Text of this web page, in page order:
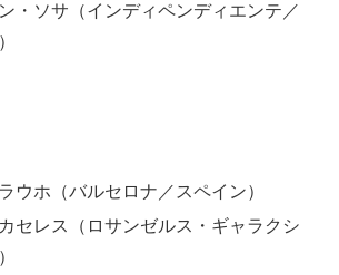
・ソサ（インディペンディエンテ／
ウホ（バルセロナ／スペイン）
セレス（ロサンゼルス・ギャラクシ